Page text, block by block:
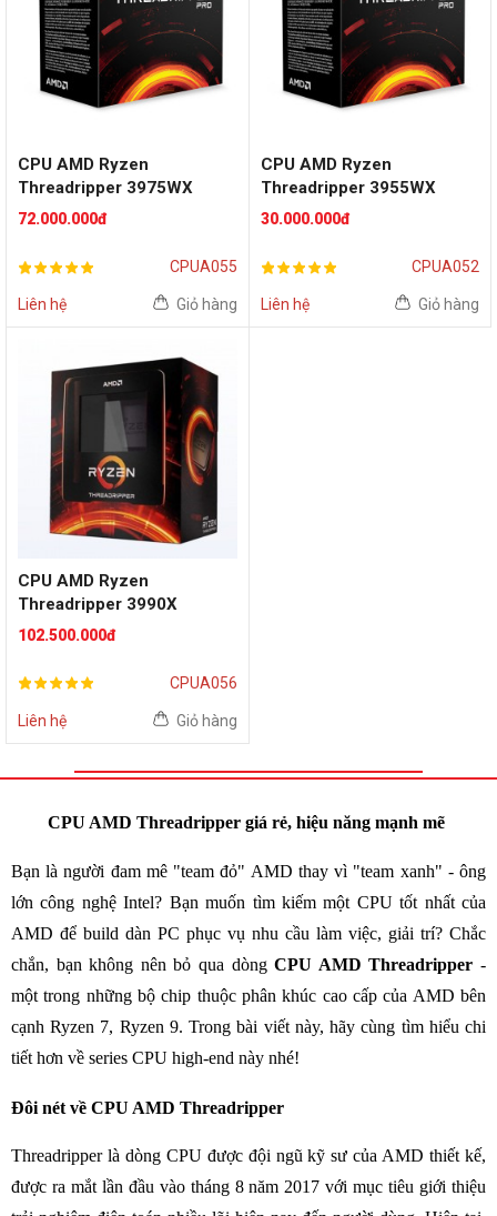
CPU AMD Ryzen
Threadripper 3975WX
(3.9GHz turno up to
144MB Cache, 280W) -
72.000.000đ
CPUA055
Liên hệ Giỏ hàng
CPU AMD Ryzen
Threadripper 3955WX
(3.9GHz turno up to
73MB Cache, 280W) -
30.000.000đ
CPUA052
Liên hệ Giỏ hàng
CPU AMD Ryzen
Threadripper 3990X
(2.9GHz turno up to
292MB Cache, 280W) -
102.500.000đ
CPUA056
Liên hệ Giỏ hàng
CPU AMD Threadripper giá rẻ, hiệu năng mạnh mẽ
Bạn là người đam mê "team đỏ" AMD thay vì "team xanh" - ông
lớn công nghệ Intel? Bạn muốn tìm kiếm một CPU tốt nhất của
AMD để build dàn PC phục vụ nhu cầu làm việc, giải trí? Chắc
chắn, bạn không nên bỏ qua dòngCPU AMD Threadripper -
một trong những bộ chip thuộc phân khúc cao cấp của AMD bên
cạnh Ryzen 7, Ryzen 9. Trong bài viết này, hãy cùng tìm hiểu chi
tiết hơn về series CPU high-end này nhé!
Đôi nét về CPU AMD Threadripper
Threadripper là dòng CPU được đội ngũ kỹ sư của AMD thiết kế,
được ra mắt lần đầu vào tháng 8 năm 2017 với mục tiêu giới thiệu